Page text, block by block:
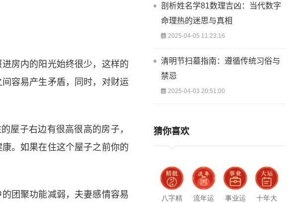
房内的阳光始终很少，这样的
容易产生矛盾，同时，对财运
屋子右边有很高很高的房子，
。如果在住这个屋子之前你的
团聚功能减弱，夫妻感情容易
剖析姓名学81数理吉凶：当代数字
命理热的迷思与真相
2025-04-05 11:23:16
清明节扫墓指南：遵循传统习俗与
禁忌
2025-04-03 20:51:00
猜你喜欢
八字精
流年运
事业运
十年大